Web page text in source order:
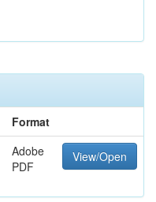
Format
Adobe
PDF
View/Open